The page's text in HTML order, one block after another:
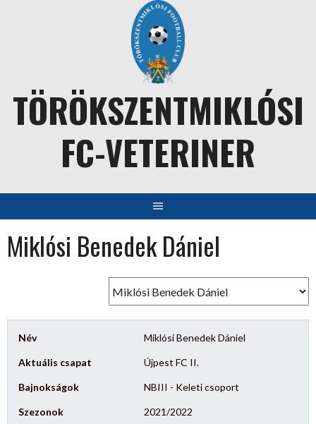
TÖRÖKSZENTMIKLÓSI
FC-VETERINER
Miklósi Benedek Dániel
Név Miklósi Benedek Dániel
Aktuális csapat Újpest FC II.
Bajnokságok NBIII - Keleti csoport
Szezonok 2021/2022